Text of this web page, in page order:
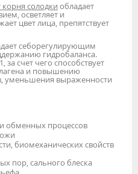
корня солодки обладает
осветляет и
цвет лица, препятствует
себорегулирующим
гидробаланса.
счет чего способствует
и повышению
уменьшения выраженности
обменных процессов
биомеханических свойств
пор, сального блеска